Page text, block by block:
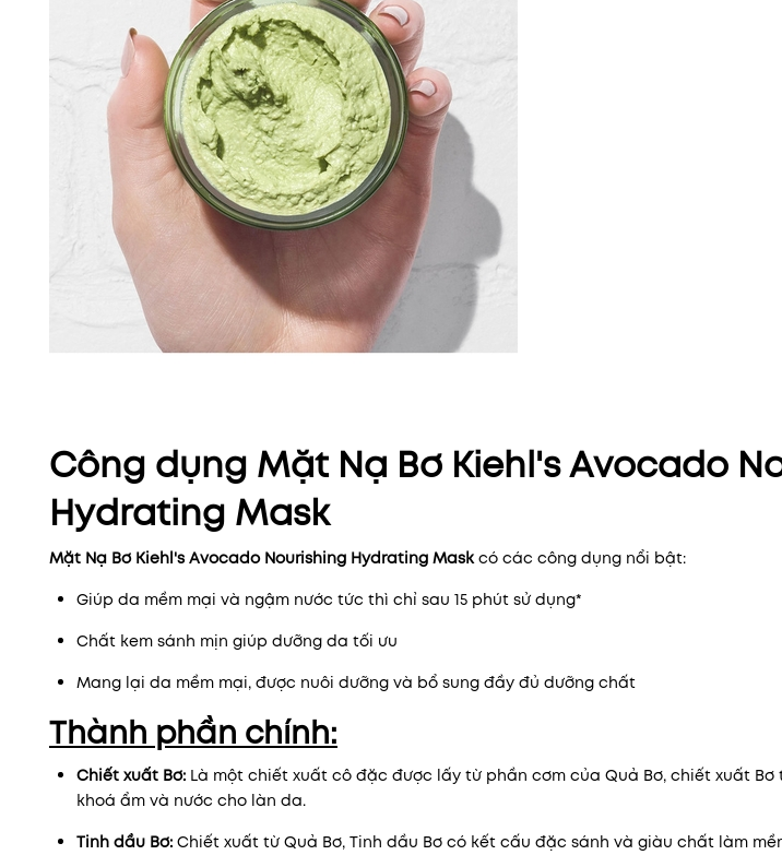
Công dụng Mặt Nạ Bơ Kiehl's Avocado
Hydrating Mask
Mặt Nạ Bơ Kiehl's Avocado Nourishing Hydrating Maskcó các công dụng nổi bật:
Giúp da mềm mại và ngậm nước tức thì chỉ sau 15 phút sử dụng*
Chất kem sánh mịn giúp dưỡng da tối ưu
Mang lại da mềm mại, được nuôi dưỡng và bổ sung đầy đủ dưỡng chất
Thành phần chính:
Chiết xuất Bơ: Là một chiết xuất cô đặc được lấy từ phần cơm của Quả Bơ, chiết xuất
khoá ẩm và nước cho làn da.
Tinh dầu Bơ: Chiết xuất từ Quả Bơ, Tinh dầu Bơ có kết cấu đặc sánh và giàu chất làm